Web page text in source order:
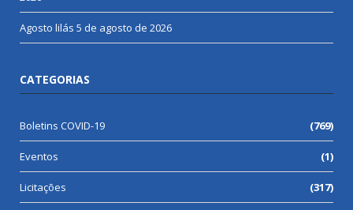
Agosto lilás 5 de agosto de 2026
CATEGORIAS
Boletins COVID-19 (769)
Eventos (1)
Licitações (317)